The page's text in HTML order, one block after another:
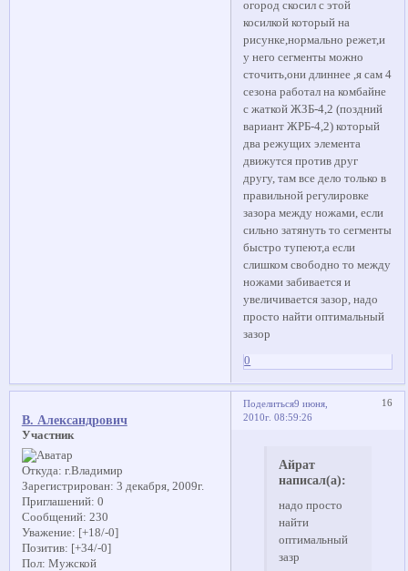
огород скосил с этой
косилкой который на
рисунке,нормально режет,и
у него сегменты можно
сточить,они длиннее ,я сам 4
сезона работал на комбайне
с жаткой ЖЗБ-4,2 (поздний
вариант ЖРБ-4,2) который
два режущих элемента
движутся против друг
другу, там все дело только в
правильной регулировке
зазора между ножами, если
сильно затянуть то сегменты
быстро тупеют,а если
слишком свободно то между
ножами забивается и
увеличивается зазор, надо
просто найти оптимальный
зазор
0
Поделиться 16
9 июня,
2010г. 08:59:26
В. Александрович
Участник
Откуда: г.Владимир
Зарегистрирован: 3 декабря, 2009г.
Приглашений: 0
Сообщений: 230
Уважение: [+18/-0]
Позитив: [+34/-0]
Пол: Мужской
Айрат
написал(а):
надо просто
найти
оптимальный
зазр